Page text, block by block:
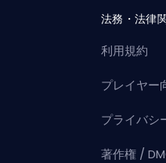
法務・法律
利用規約
プレイヤー
プライバシ
著作権 /